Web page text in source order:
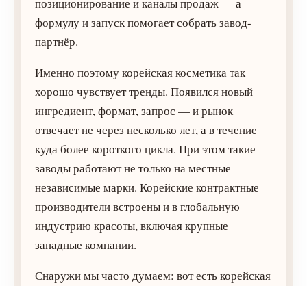
формулу и запуск помогает собрать завод-
партнёр.
Именно поэтому корейская косметика так
хорошо чувствует тренды. Появился новый
ингредиент, формат, запрос — и рынок
отвечает не через несколько лет, а в течение
куда более короткого цикла. При этом такие
заводы работают не только на местные
независимые марки. Корейские контрактные
производители встроены и в глобальную
индустрию красоты, включая крупные
западные компании.
Снаружи мы часто думаем: вот есть корейская